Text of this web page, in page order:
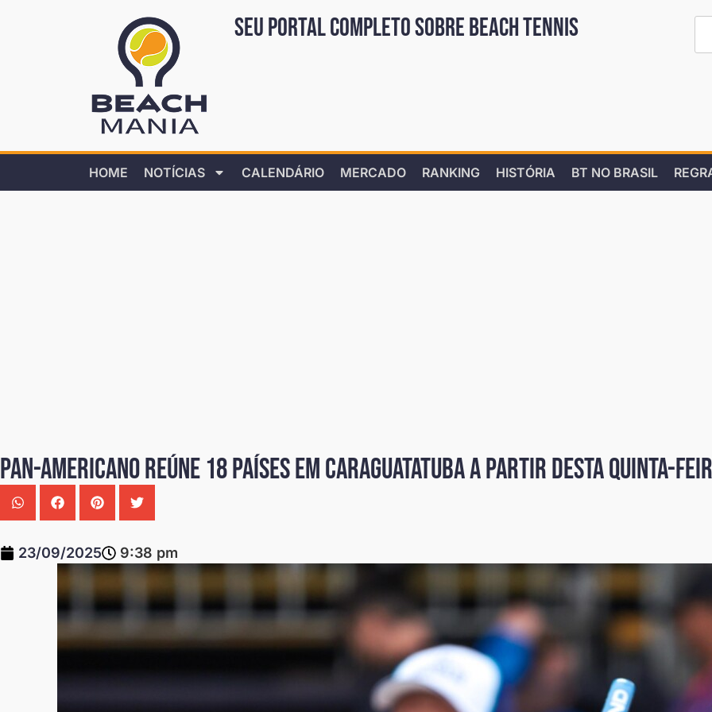
Seu portal completo sobre Beach Tennis
HOME NOTÍCIAS CALENDÁRIO MERCADO RANKING HISTÓRIA BT NO BRASIL
Pan-americano reúne 18 países em Caraguatatuba a partir desta quinta-
23/09/2025 9:38 pm